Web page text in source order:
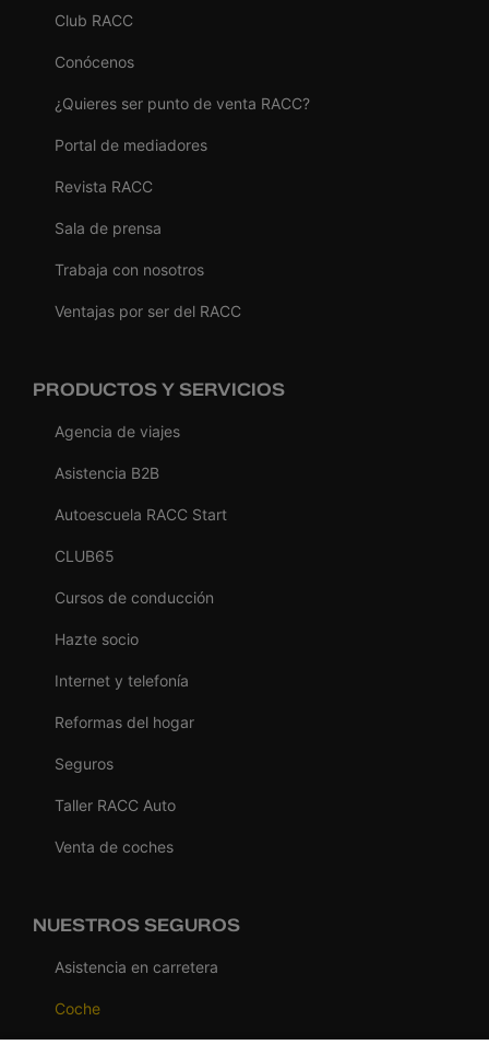
Club RACC
Conócenos
¿Quieres ser punto de venta RACC?
Portal de mediadores
Revista RACC
Sala de prensa
Trabaja con nosotros
Ventajas por ser del RACC
PRODUCTOS Y SERVICIOS
Agencia de viajes
Asistencia B2B
Autoescuela RACC Start
CLUB65
Cursos de conducción
Hazte socio
Internet y telefonía
Reformas del hogar
Seguros
Taller RACC Auto
Venta de coches
NUESTROS SEGUROS
Asistencia en carretera
Coche